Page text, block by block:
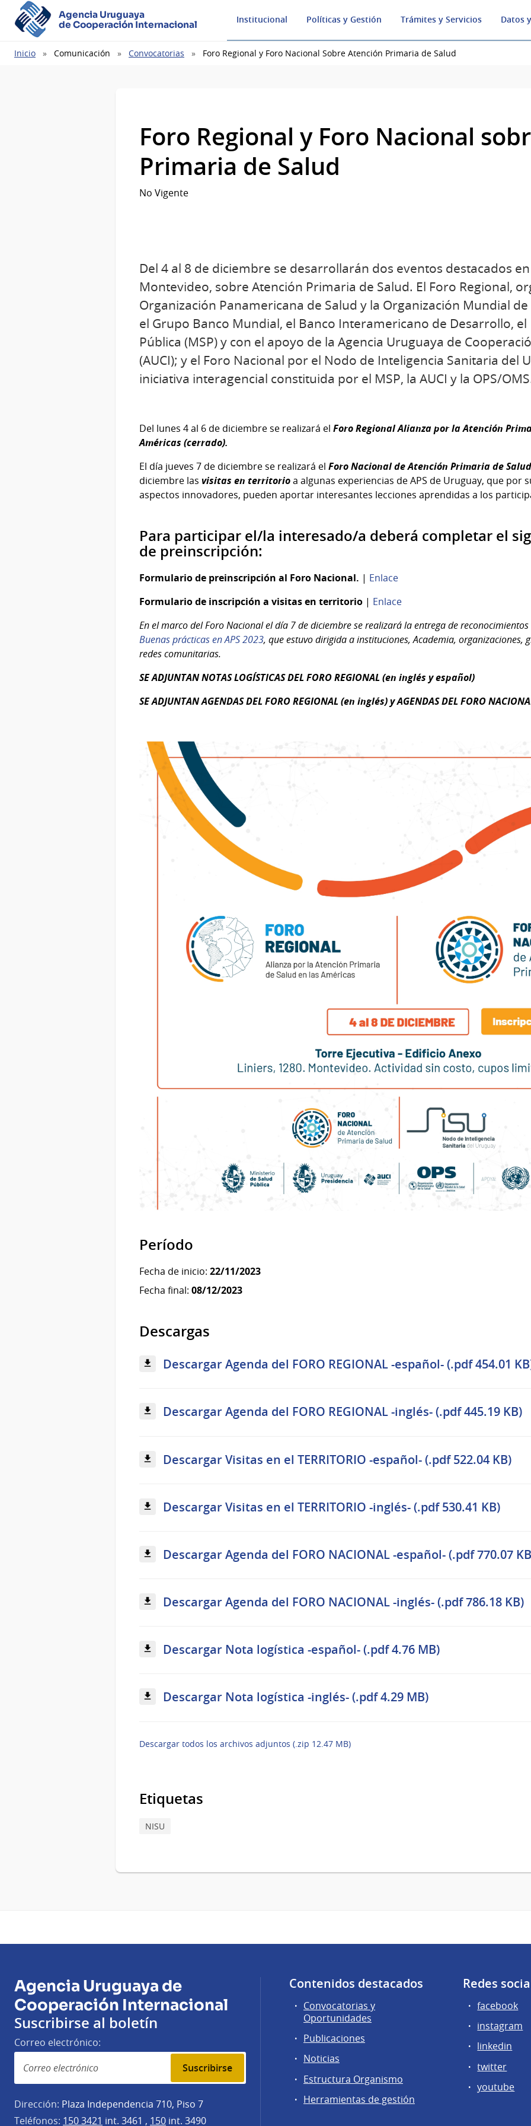
Agencia Uruguaya
de Cooperación Internacional
Institucional Políticas y Gestión Trámites y Servicios Datos
Ruta
Inicio Comunicación Convocatorias Foro Regional y Foro Nacional Sobre Atención Primaria de Salud
Foro Regional y Foro Nacional
Primaria de Salud
No Vigente
Del 4 al 8 de diciembre se desarrollarán dos eventos destacados
Montevideo, sobre Atención Primaria de Salud. El Foro Regional,
Organización Panamericana de Salud y la Organización Mundial de
el Grupo Banco Mundial, el Banco Interamericano de Desarrollo,
Pública (MSP) y con el apoyo de la Agencia Uruguaya de
(AUCI); y el Foro Nacional por el Nodo de Inteligencia Sanitaria del
iniciativa interagencial constituida por el MSP, la AUCI y la OPS/
Del lunes 4 al 6 de diciembre se realizará el ForoRegional Alianza por la Atención
Américas (cerrado).
El día jueves 7 de diciembre se realizará el Foro Nacional de Atención Primaria de
diciembre las visitas en territorioa algunas experiencias de APS de Uruguay, que por
aspectos innovadores, pueden aportar interesantes lecciones aprendidas a los
Para participar el/la interesado/a deberá completar el
de preinscripción:
Formulario de preinscripción al Foro Nacional. | Enlace
Formulario de inscripción a visitas en territorio | Enlace
En el marco del Foro Nacional el día 7 de diciembre se realizará la entrega de
Buenas prácticas en APS 2023, que estuvo dirigida a instituciones, Academia, organizaciones,
redes comunitarias.
SE ADJUNTAN NOTAS LOGÍSTICAS DEL FORO REGIONAL (en inglés y español)
SE ADJUNTAN AGENDAS DEL FORO REGIONAL (en inglés) y AGENDAS DEL FORO
Período
Fecha de inicio: 22/11/2023
Fecha final: 08/12/2023
Descargas
Descargar Agenda del FORO REGIONAL -español- (.pdf 454.01
Descargar Agenda del FORO REGIONAL -inglés- (.pdf 445.19 KB)
Descargar Visitas en el TERRITORIO -español- (.pdf 522.04 KB)
Descargar Visitas en el TERRITORIO -inglés- (.pdf 530.41 KB)
Descargar Agenda del FORO NACIONAL -español- (.pdf 770.07
Descargar Agenda del FORO NACIONAL -inglés- (.pdf 786.18 KB)
Descargar Nota logística -español- (.pdf 4.76 MB)
Descargar Nota logística -inglés- (.pdf 4.29 MB)
Descargar todos los archivos adjuntos (.zip 12.47 MB)
Etiquetas
NISU
Agencia Uruguaya de
Cooperación Internacional
Suscribirse al boletín
Correo electrónico:
Suscribirse
Dirección: Plaza Independencia 710, Piso 7
Teléfonos: 150 3421 int. 3461 , 150 int. 3490
Contenidos destacados
Convocatorias y
Oportunidades
Publicaciones
Noticias
Estructura Organismo
Herramientas de gestión
Redes
facebook
instagram
linkedin
twitter
youtube